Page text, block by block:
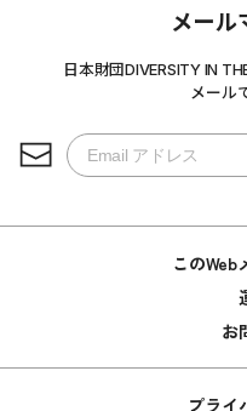
メール
日本財団DIVERSITY IN
メール
このWeb
お
プライ